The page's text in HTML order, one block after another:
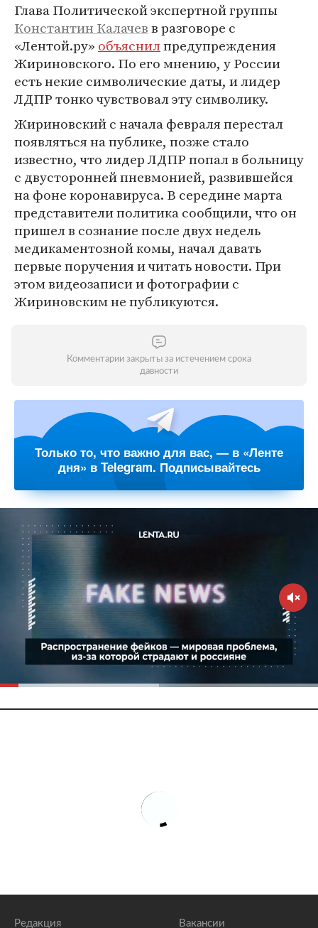
Глава Политической экспертной группы
Константин Калачевв разговоре с
«Лентой.ру» объяснилпредупреждения
Жириновского. По его мнению, у России
есть некие символические даты, и лидер
ЛДПР тонко чувствовал эту символику.
Жириновский с начала февраля перестал
появляться на публике, позже стало
известно, что лидер ЛДПР попал в больницу
с двусторонней пневмонией, развившейся
на фоне коронавируса. В середине марта
представители политика сообщили, что он
пришел в сознание после двух недель
медикаментозной комы, начал давать
первые поручения и читать новости. При
этом видеозаписи и фотографии с
Жириновским не публикуются.
Комментарии закрыты за истечением срока
давности
Только то, что важно для вас, — в «Ленте
дня» в Telegram. Подписывайтесь
Редакция Вакансии